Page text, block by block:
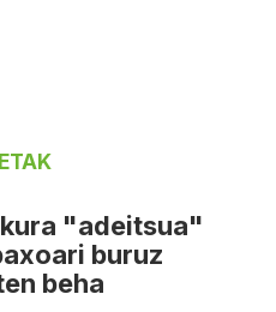
"adeitsua"
buruz
beha